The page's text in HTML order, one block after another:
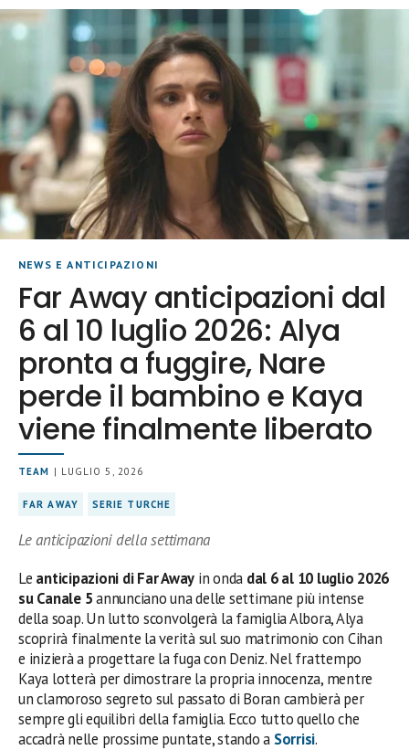
NEWS E ANTICIPAZIONI
Far Away anticipazioni dal
6 al 10 luglio 2026: Alya
pronta a fuggire, Nare
perde il bambino e Kaya
viene finalmente liberato
TEAM | LUGLIO 5, 2026
FAR AWAY SERIE TURCHE
Le anticipazioni della settimana
Le anticipazioni di Far Away in onda dal 6 al 10 luglio 2026
su Canale 5annunciano una delle settimane più intense
della soap. Un lutto sconvolgerà la famiglia Albora, Alya
scoprirà finalmente la verità sul suo matrimonio con Cihan
e inizierà a progettare la fuga con Deniz. Nel frattempo
Kaya lotterà per dimostrare la propria innocenza, mentre
un clamoroso segreto sul passato di Boran cambierà per
sempre gli equilibri della famiglia. Ecco tutto quello che
accadrà nelle prossime puntate, stando a Sorrisi.